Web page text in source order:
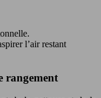
l’air restant
rangement